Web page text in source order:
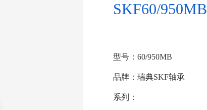
SKF60/950MB
型号：60/950MB
品牌：瑞典SKF轴承
系列：